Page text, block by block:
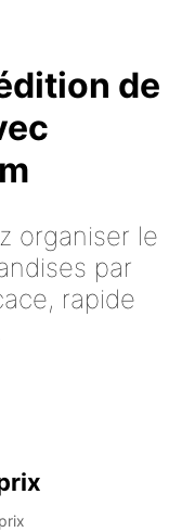
de
organiser le
par
rapide